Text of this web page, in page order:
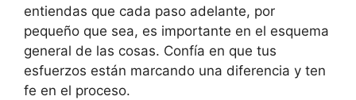
entiendas que cada paso adelante, por
pequeño que sea, es importante en el esquema
general de las cosas. Confía en que tus
esfuerzos están marcando una diferencia y ten
fe en el proceso.